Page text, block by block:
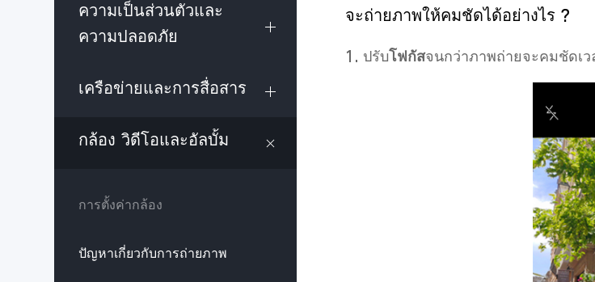
ความเป็นส่วนตัวและ
ความปลอดภัย
เครือข่ายและการสื่อสาร
กล้อง วิดีโอและอัลบั้ม
การตั้งค่ากล้อง
ปัญหาเกี่ยวกับการถ่ายภาพ
จะถ่ายภาพให้คมชัดได้อย่างไร ?
1. ปรับโฟกัสจนกว่าภาพถ่ายจะคมชัดเ